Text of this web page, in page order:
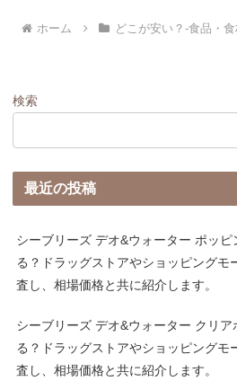
ホーム どこが安い？-食品・
検索
最近の投稿
シーブリーズ デオ&ウォーター ポッピ
る？ドラッグストアやショッピングモ
査し、相場価格と共に紹介します。
シーブリーズ デオ&ウォーター クリア
る？ドラッグストアやショッピングモ
査し、相場価格と共に紹介します。